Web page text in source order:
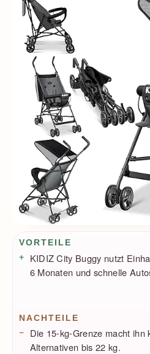
Vorteile / Nachteile
VORTEILE
KIDIZ City Buggy nutzt
6 Monaten und schnelle
NACHTEILE
Die 15-kg-Grenze macht ihn
Alternativen bis 22 kg.